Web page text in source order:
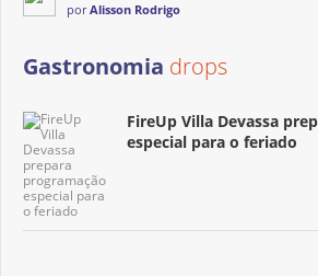
porAlisson Rodrigo
Gastronomia drops
FireUp Villa Devassa
especial para o feriado